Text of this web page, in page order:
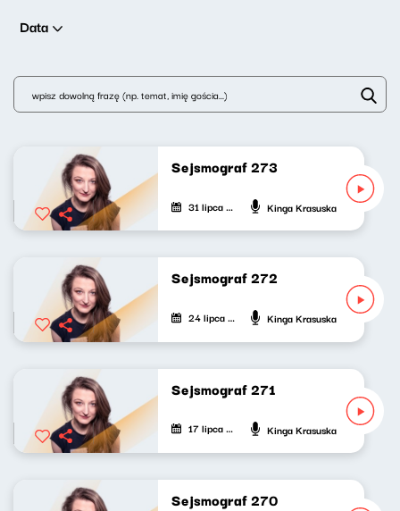
Data
Sejsmograf 273
31 lipca 2026 Kinga Krasuska
Sejsmograf 272
24 lipca 2026 Kinga Krasuska
Sejsmograf 271
17 lipca 2026 Kinga Krasuska
Sejsmograf 270